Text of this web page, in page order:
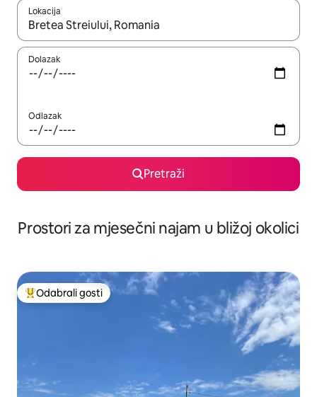
Lokacija
Kada budu dostupni rezultati, moći ćete ih pregledati
Dolazak
Odlazak
Pretraži
Prostori za mjesečni najam u bližoj okolici
Među najviše rangiranima s oznakom „Odabrali gosti”
Odabrali gosti